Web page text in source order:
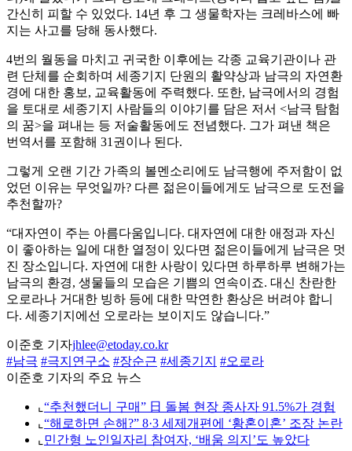
간신히 피할 수 있었다. 14년 후 그 생물학자는 크레바스에 빠
지는 사고를 당해 동사했다.
4번의 월동을 마치고 귀국한 이후에는 각종 교육기관이나 관
련 단체를 순회하며 세종기지 단원의 활약상과 남극의 자연환
경에 대한 홍보, 교육활동에 주력했다. 또한, 남극에서의 경험
을 토대로 세종기지 사람들의 이야기를 담은 저서 <남극 탐험
의 꿈>을 펴내는 등 저술활동에도 전념했다. 그가 펴낸 책은
번역서를 포함해 31권이나 된다.
그렇게 오랜 기간 가족의 볼멘소리에도 남극행에 주저함이 없
었던 이유는 무엇일까? 다른 젊은이들에게도 남극으로 도전을
추천할까?
“대자연이 주는 아름다움입니다. 대자연에 대한 애정과 자신
이 좋아하는 일에 대한 열정이 있다면 젊은이들에게 남극은 멋
진 장소입니다. 자연에 대한 사랑이 있다면 하루하루 변해가는
남극의 환경, 생물들의 모습은 기쁨의 연속이죠. 대신 찬란한
오로라나 거대한 빙하 등에 대한 막연한 환상은 버려야 합니
다. 세종기지에선 오로라는 보이지도 않습니다.”
이준호 기자jhlee@etoday.co.kr
#남극 #극지연구소 #장순근 #세종기지 #오로라
이준호 기자의 주요 뉴스
⌞ “추천했더니 구매” 日 돌봄 현장 종사자 91.5%가 경험
⌞ “해로하면 손해?” 8·3 세제개편에 ‘황혼이혼’ 조장 논란
⌞ 민간형 노인일자리 참여자, ‘배움 의지’도 높았다